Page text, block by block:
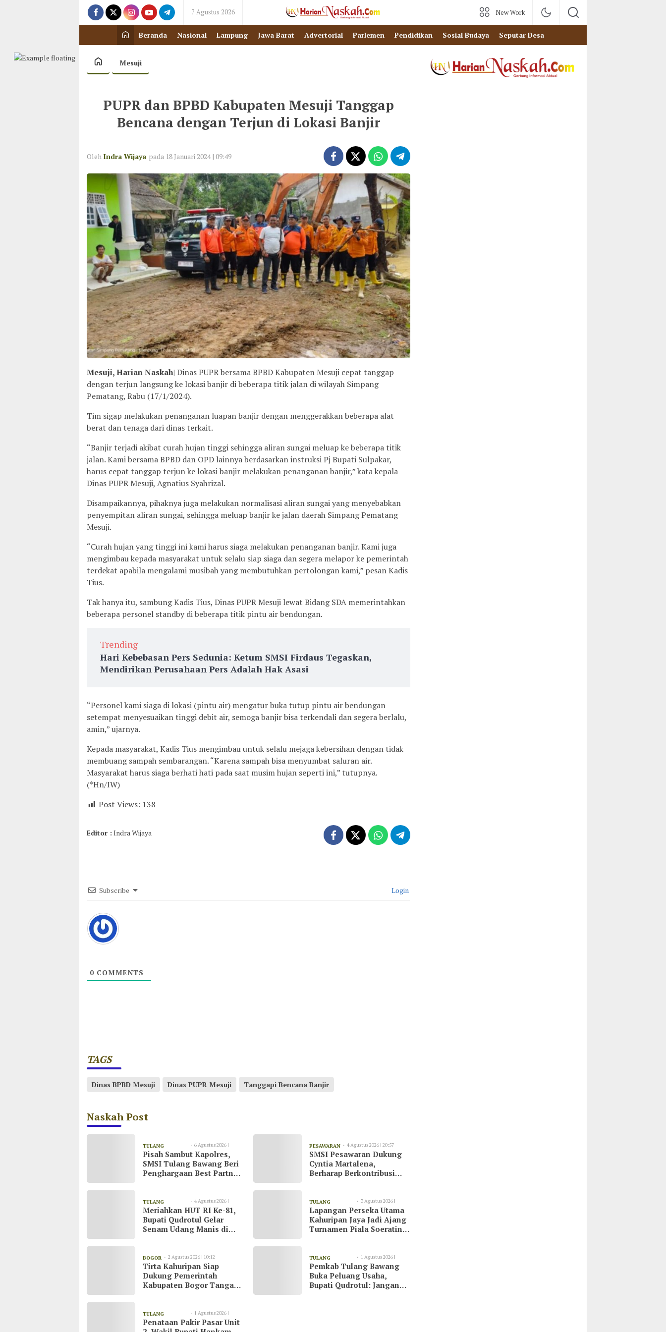
7 Agustus 2026 New Work
Beranda Nasional Lampung Jawa Barat Advertorial Parlemen Pendidikan Sosial Budaya Seputar Desa
Mesuji
PUPR dan BPBD Kabupaten Mesuji Tanggap
Bencana dengan Terjun di Lokasi Banjir
Oleh Indra Wijaya pada 18 Januari 2024 | 09:49
Mesuji, Harian Naskah| Dinas PUPR bersama BPBD Kabupaten Mesuji cepat tanggap
dengan terjun langsung ke lokasi banjir di beberapa titik jalan di wilayah Simpang
Pematang, Rabu (17/1/2024).
Tim sigap melakukan penanganan luapan banjir dengan menggerakkan beberapa alat
berat dan tenaga dari dinas terkait.
“Banjir terjadi akibat curah hujan tinggi sehingga aliran sungai meluap ke beberapa titik
jalan. Kami bersama BPBD dan OPD lainnya berdasarkan instruksi Pj Bupati Sulpakar,
harus cepat tanggap terjun ke lokasi banjir melakukan penanganan banjir,” kata kepala
Dinas PUPR Mesuji, Agnatius Syahrizal.
Disampaikannya, pihaknya juga melakukan normalisasi aliran sungai yang menyebabkan
penyempitan aliran sungai, sehingga meluap banjir ke jalan daerah Simpang Pematang
Mesuji.
“Curah hujan yang tinggi ini kami harus siaga melakukan penanganan banjir. Kami juga
mengimbau kepada masyarakat untuk selalu siap siaga dan segera melapor ke pemerintah
terdekat apabila mengalami musibah yang membutuhkan pertolongan kami,” pesan Kadis
Tius.
Tak hanya itu, sambung Kadis Tius, Dinas PUPR Mesuji lewat Bidang SDA memerintahkan
beberapa personel standby di beberapa titik pintu air bendungan.
Trending
Hari Kebebasan Pers Sedunia: Ketum SMSI Firdaus Tegaskan,
Mendirikan Perusahaan Pers Adalah Hak Asasi
“Personel kami siaga di lokasi (pintu air) mengatur buka tutup pintu air bendungan
setempat menyesuaikan tinggi debit air, semoga banjir bisa terkendali dan segera berlalu,
amin,” ujarnya.
Kepada masyarakat, Kadis Tius mengimbau untuk selalu mejaga kebersihan dengan tidak
membuang sampah sembarangan. “Karena sampah bisa menyumbat saluran air.
Masyarakat harus siaga berhati hati pada saat musim hujan seperti ini,” tutupnya.
(*Hn/IW)
Post Views: 138
Editor : Indra Wijaya
Subscribe Login
0 COMMENTS
TAGS
Dinas BPBD Mesuji Dinas PUPR Mesuji Tanggapi Bencana Banjir
Naskah Post
TULANG
BAWANG
6 Agustus 2026 |
08:55
Pisah Sambut Kapolres,
SMSI Tulang Bawang Beri
Penghargaan Best Partner
PESAWARAN 4 Agustus 2026 | 20:57
SMSI Pesawaran Dukung
Cyntia Martalena,
Berharap Berkontribusi
TULANG
BAWANG
4 Agustus 2026 |
20:51
Meriahkan HUT RI Ke-81,
Bupati Qudrotul Gelar
Senam Udang Manis di
TULANG
BAWANG
3 Agustus 2026 |
13:09
Lapangan Perseka Utama
Kahuripan Jaya Jadi Ajang
Turnamen Piala Soeratin
BOGOR 2 Agustus 2026 | 10:12
Tirta Kahuripan Siap
Dukung Pemerintah
Kabupaten Bogor Tangani
TULANG
BAWANG
1 Agustus 2026 |
23:07
Pemkab Tulang Bawang
Buka Peluang Usaha,
Bupati Qudrotul: Jangan
TULANG
BAWANG
1 Agustus 2026 |
23:03
Penataan Pakir Pasar Unit